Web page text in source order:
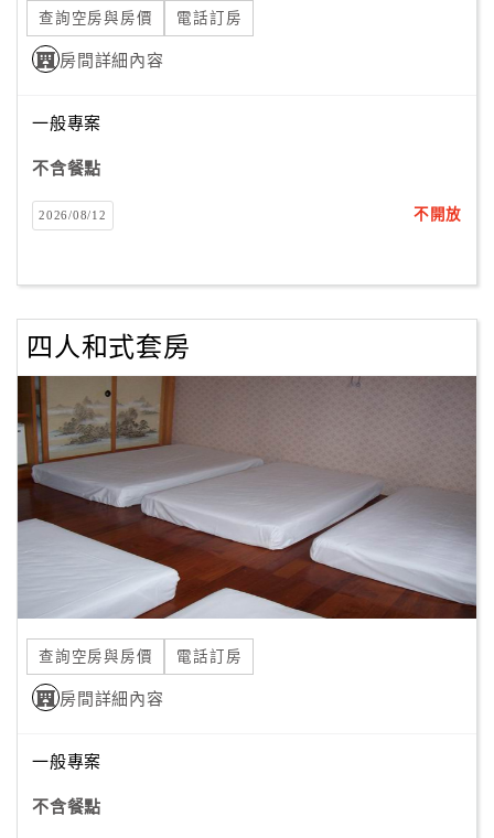
伴
計
商
宣
查詢空房與房價 電話訂房
房間詳細內容
一般專案
不含餐點
2026/08/12 不開放
四人和式套房
查詢空房與房價 電話訂房
房間詳細內容
一般專案
不含餐點